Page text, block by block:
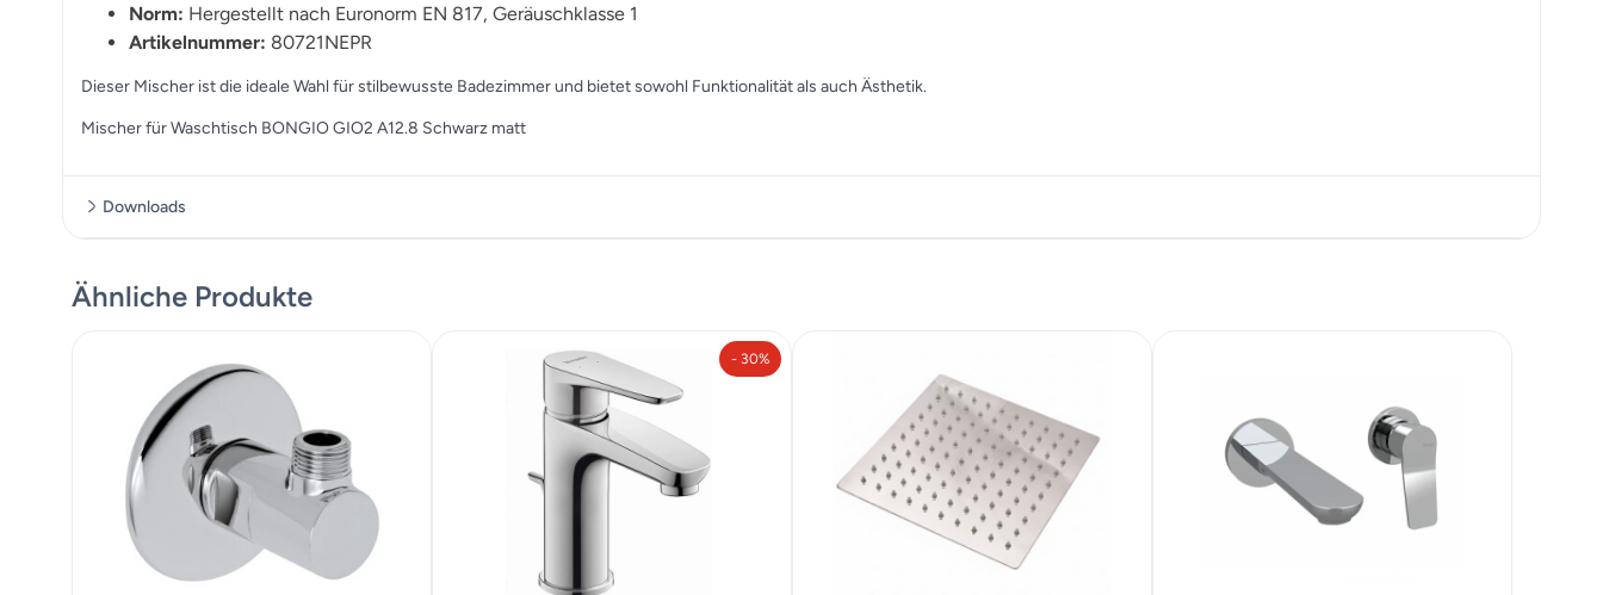
Norm: Hergestellt nach Euronorm EN 817, Geräuschklasse 1
Artikelnummer: 80721NEPR
Dieser Mischer ist die ideale Wahl für stilbewusste Badezimmer und bietet sowohl Funktionalität als auch Ästhetik.
Mischer für Waschtisch BONGIO GIO2 A12.8 Schwarz matt
Downloads
Montageanleitung
Ähnliche Produkte
- 30%